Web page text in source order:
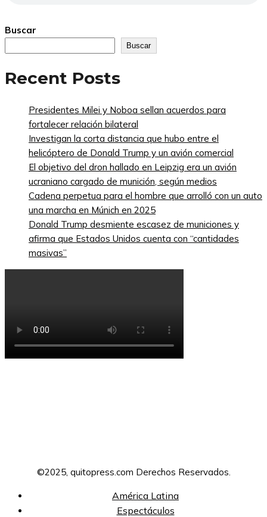
Buscar
Buscar
Recent Posts
Presidentes Milei y Noboa sellan acuerdos para
fortalecer relación bilateral
Investigan la corta distancia que hubo entre el
helicóptero de Donald Trump y un avión comercial
El objetivo del dron hallado en Leipzig era un avión
ucraniano cargado de munición, según medios
Cadena perpetua para el hombre que arrolló con un auto
una marcha en Múnich en 2025
Donald Trump desmiente escasez de municiones y
afirma que Estados Unidos cuenta con “cantidades
masivas”
©2025, quitopress.com Derechos Reservados.
América Latina
Espectáculos